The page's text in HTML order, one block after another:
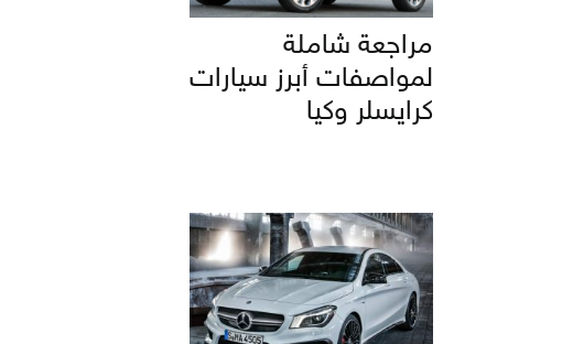
مراجعة شاملة
لمواصفات أبرز سيارات
كرايسلر وكيا